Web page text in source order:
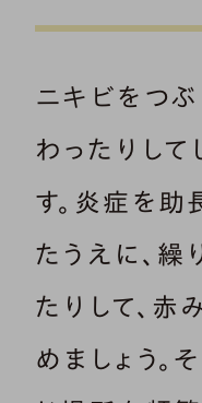
ニキビをつぶ
わったりして
す。炎症を助
たうえに、繰
たりして、赤
めましょう。